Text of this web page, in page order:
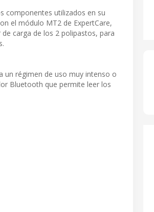
componentes utilizados en su
el módulo MT2 de ExpertCare,
carga de los 2 polipastos, para
un régimen de uso muy intenso o
Bluetooth que permite leer los